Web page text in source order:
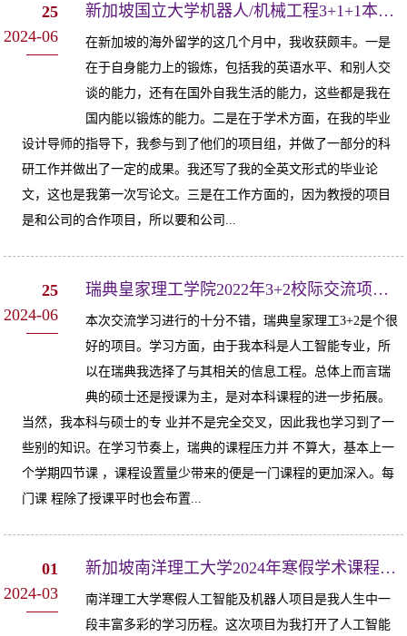
25
2024-06
新加坡国立大学机器人/机械工程3+1+1本硕联合培养项目-经验分享1
在新加坡的海外留学的这几个月中，我收获颇丰。一是
在于自身能力上的锻炼，包括我的英语水平、和别人交
谈的能力，还有在国外自我生活的能力，这些都是我在
国内能以锻炼的能力。二是在于学术方面，在我的毕业
设计导师的指导下，我参与到了他们的项目组，并做了一部分的科
研工作并做出了一定的成果。我还写了我的全英文形式的毕业论
文，这也是我第一次写论文。三是在工作方面的，因为教授的项目
是和公司的合作项目，所以要和公司...
25
2024-06
瑞典皇家理工学院2022年3+2校际交流项目-经验分享2
本次交流学习进行的十分不错，瑞典皇家理工3+2是个很
好的项目。学习方面，由于我本科是人工智能专业，所
以在瑞典我选择了与其相关的信息工程。总体上而言瑞
典的硕士还是授课为主，是对本科课程的进一步拓展。
当然，我本科与硕士的专 业并不是完全交叉，因此我也学习到了一
些别的知识。在学习节奏上，瑞典的课程压力并 不算大，基本上一
个学期四节课 ，课程设置量少带来的便是一门课程的更加深入。每
门课 程除了授课平时也会布置...
01
2024-03
新加坡南洋理工大学2024年寒假学术课程交流经验分享
南洋理工大学寒假人工智能及机器人项目是我人生中一
段丰富多彩的学习历程。这次项目为我打开了人工智能